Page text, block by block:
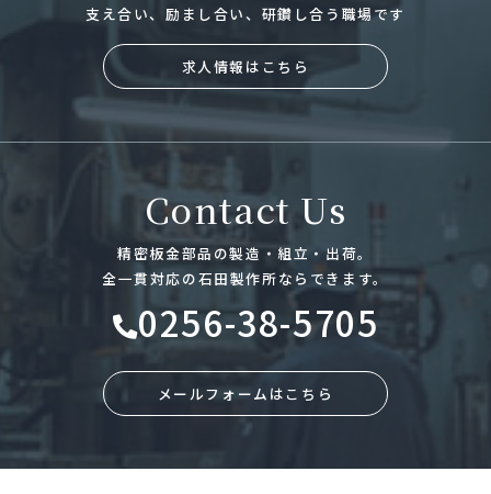
支え合い、励まし合い、研鑽し合う職場です
求人情報はこちら
Contact Us
精密板金部品の製造・組立・出荷。
全一貫対応の石田製作所ならできます。
0256-38-5705
メールフォームはこちら